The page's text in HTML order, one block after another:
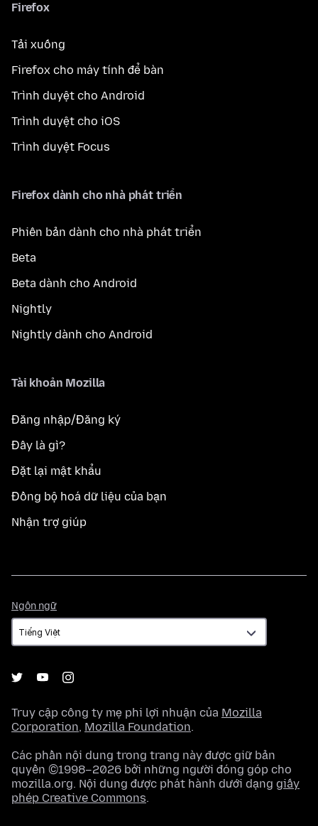
Firefox
Tải xuống
Firefox cho máy tính để bàn
Trình duyệt cho Android
Trình duyệt cho iOS
Trình duyệt Focus
Firefox dành cho nhà phát triển
Phiên bản dành cho nhà phát triển
Beta
Beta dành cho Android
Nightly
Nightly dành cho Android
Tài khoản Mozilla
Đăng nhập/Đăng ký
Đây là gì?
Đặt lại mật khẩu
Đồng bộ hoá dữ liệu của bạn
Nhận trợ giúp
Ngôn ngữ
ngữ
Truy cập công ty mẹ phi lợi nhuận của Mozilla
Corporation, Mozilla Foundation.
Các phần nội dung trong trang này được giữ bản
quyền ©1998–2026 bởi những người đóng góp cho
mozilla.org. Nội dung được phát hành dưới dạng giấy
phép Creative Commons.